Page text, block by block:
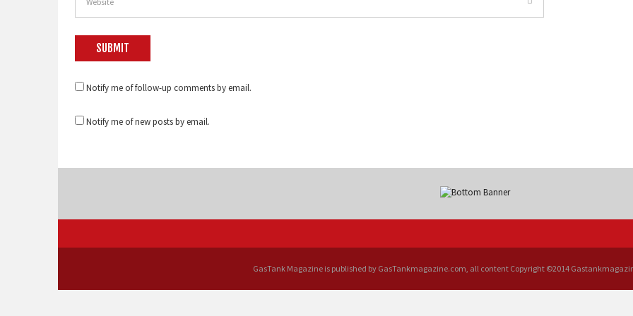
Notify me of follow-up comments by email.
Notify me of new posts by email.
GasTank Magazine is published by GasTankmagazine.com, all content Copyright ©2014